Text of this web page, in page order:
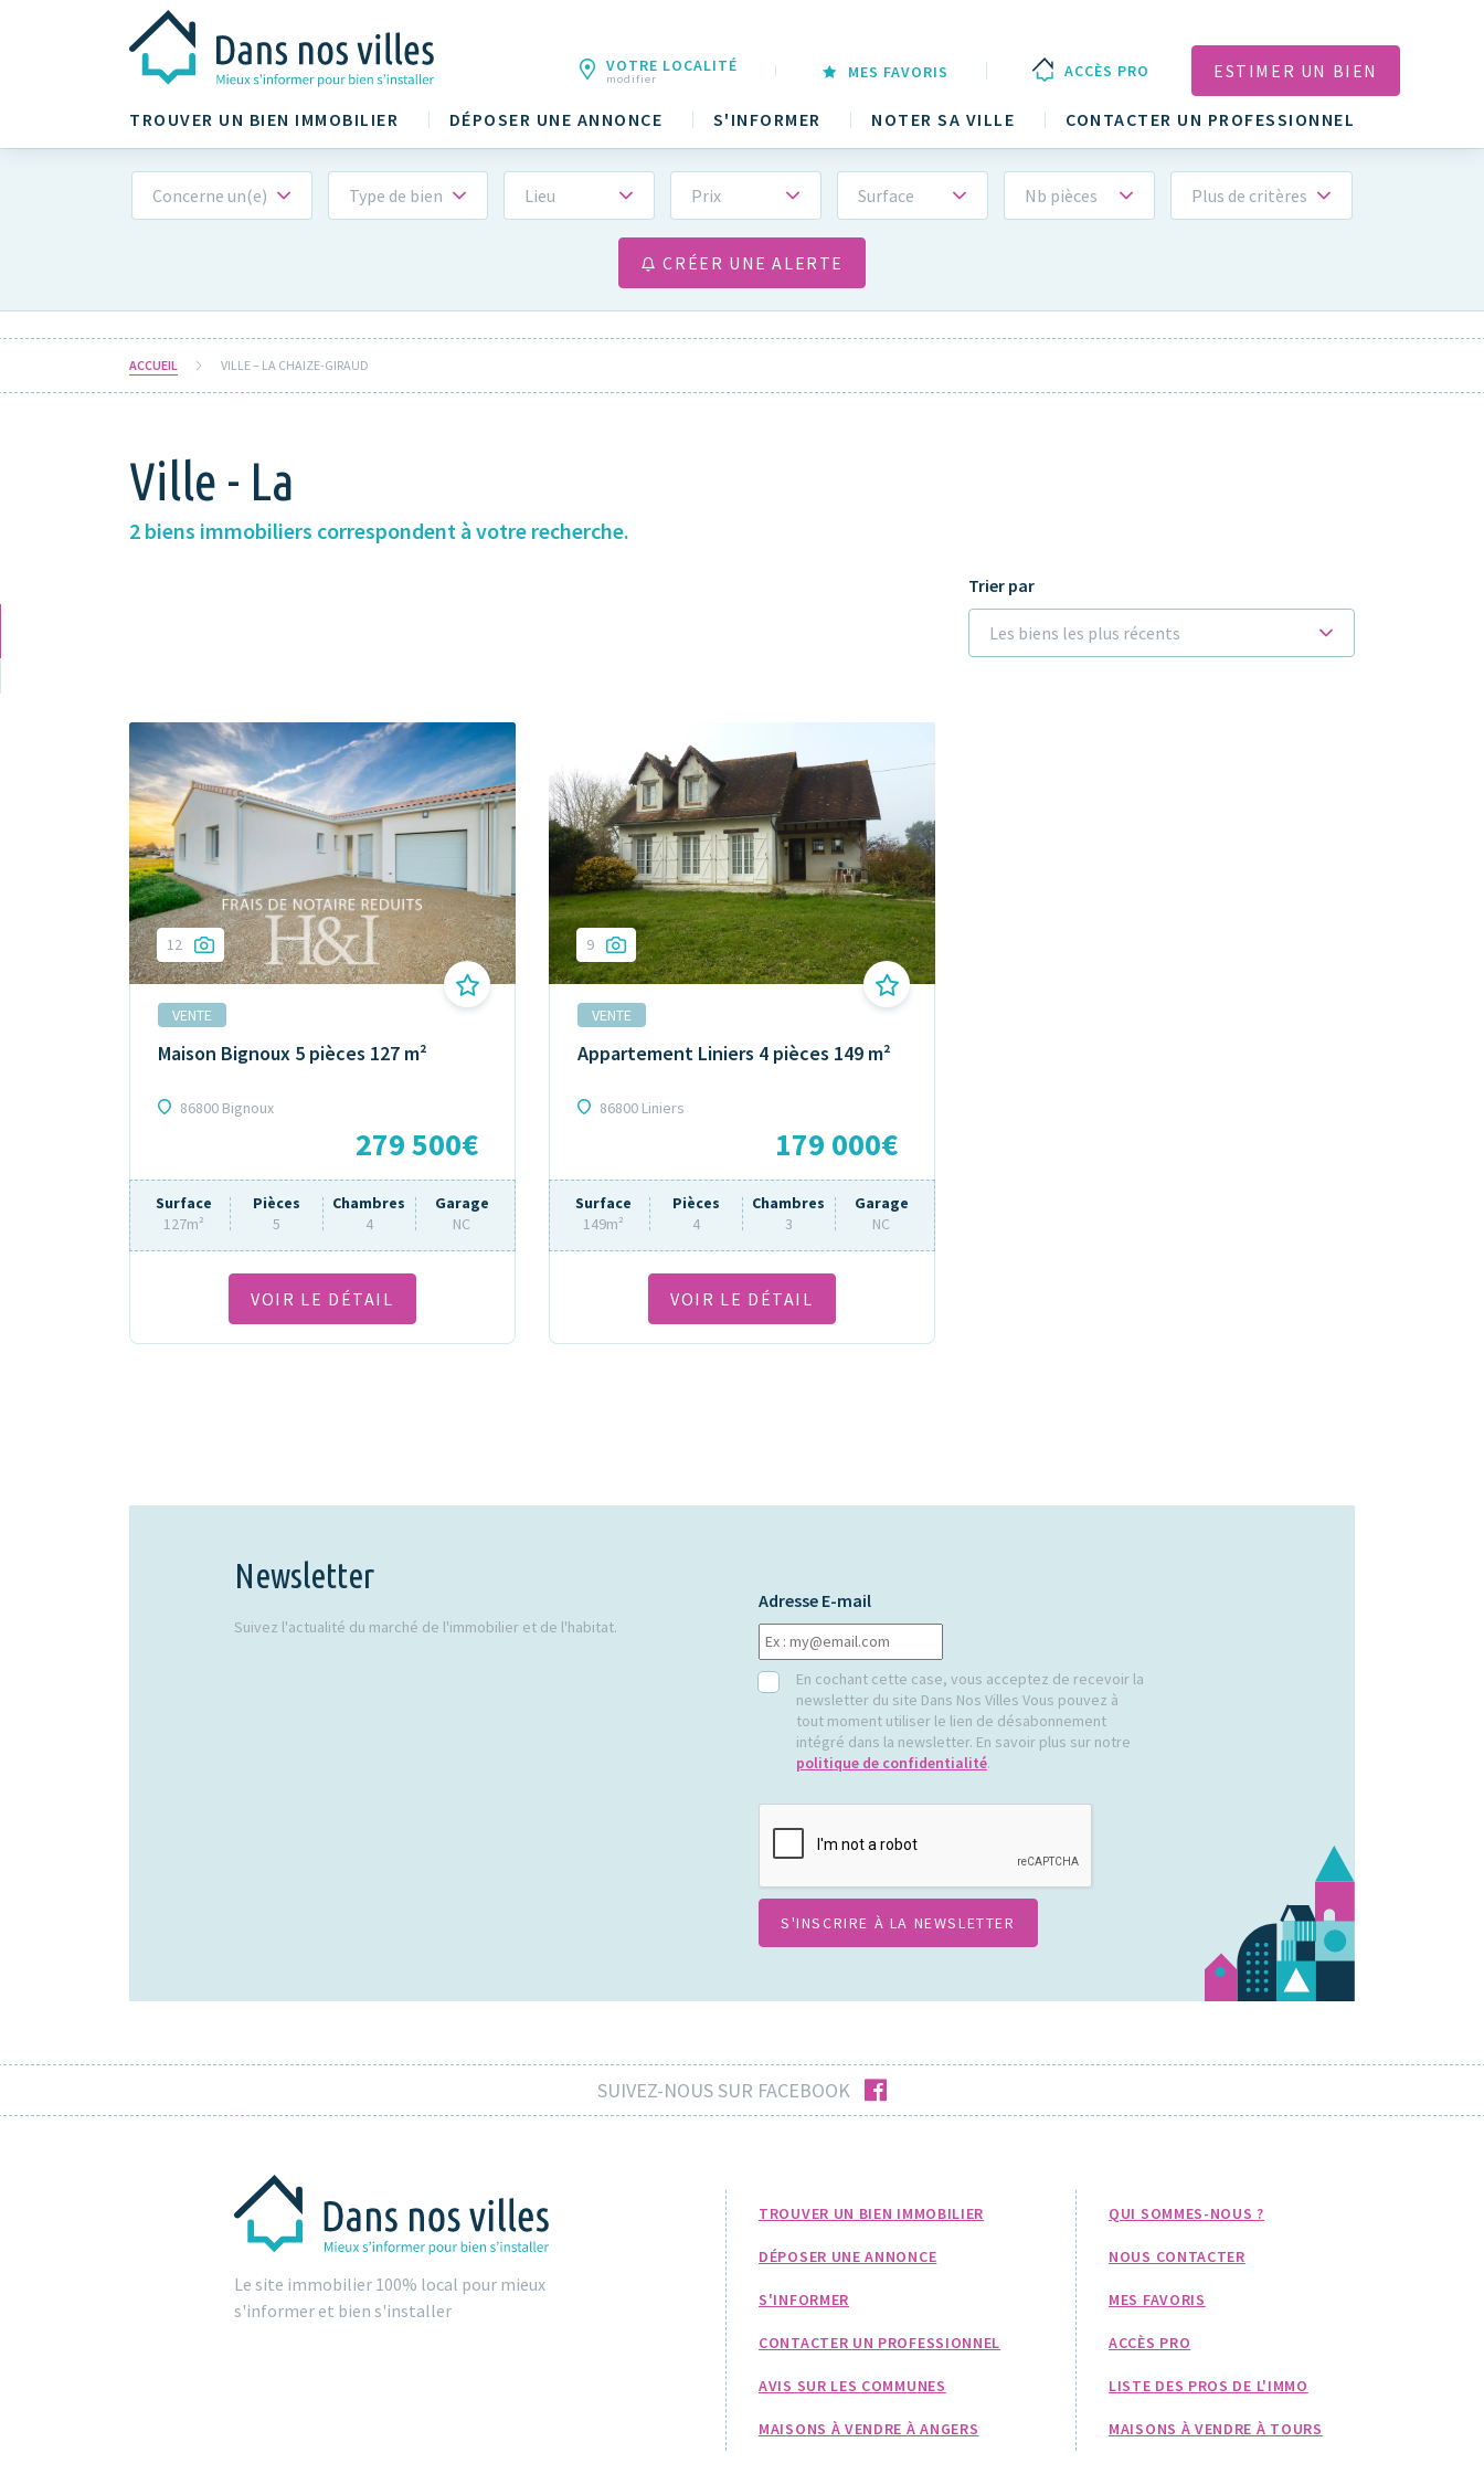
TROUVER UN BIEN IMMOBILIER DÉPOSER UNE ANNONCE S'INFORMER NOTER SA VILLE CONTACTER UN PROFESSIONNEL
VOTRE LOCALITÉ
modifier MES FAVORIS ACCÈS PRO ESTIMER UN BIEN
Concerne un(e) Type de bien Lieu Prix Surface Nb pièces Plus de critères
CRÉER UNE ALERTE
ACCUEIL VILLE – LA CHAIZE-GIRAUD
Ville - La
2 biens immobiliers correspondent à votre recherche.
Trier par
Les biens les plus récents
12
VENTE
Maison Bignoux 5 pièces 127 m²
86800 Bignoux
279 500€
Surface
127m²
Pièces
5
Chambres
4
Garage
NC
VOIR LE DÉTAIL
9
VENTE
Appartement Liniers 4 pièces 149 m²
86800 Liniers
179 000€
Surface
149m²
Pièces
4
Chambres
3
Garage
NC
VOIR LE DÉTAIL
Newsletter
Suivez l'actualité du marché de l'immobilier et de l'habitat.
Adresse E-mail
RGPDEn cochant cette case, vous acceptez de recevoir la
newsletter du site Dans Nos Villes Vous pouvez à
tout moment utiliser le lien de désabonnement
intégré dans la newsletter. En savoir plus sur notre
politique de confidentialité.
SUIVEZ-NOUS SUR FACEBOOK facebook
Le site immobilier 100% local pour mieux
s'informer et bien s'installer
TROUVER UN BIEN IMMOBILIER
DÉPOSER UNE ANNONCE
S'INFORMER
CONTACTER UN PROFESSIONNEL
AVIS SUR LES COMMUNES
MAISONS À VENDRE À ANGERS
QUI SOMMES-NOUS ?
NOUS CONTACTER
MES FAVORIS
ACCÈS PRO
LISTE DES PROS DE L'IMMO
MAISONS À VENDRE À TOURS